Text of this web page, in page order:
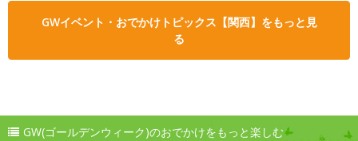
GWイベント・おでかけトピックス【関西】をもっと見
る
GW(ゴールデンウィーク)のおでかけをもっと楽しむ